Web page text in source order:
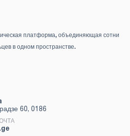
платформа, объединяющая сотни
в одном пространстве.
60, 0186